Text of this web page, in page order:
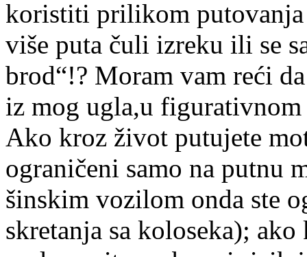
koristiti prilikom putovanja
više puta čuli izreku ili se
brod“!? Moram vam reći
iz mog ugla,u figurativnom
Ako kroz život putujete
ograničeni samo na putnu
šinskim vozilom onda ste
skretanja sa koloseka);